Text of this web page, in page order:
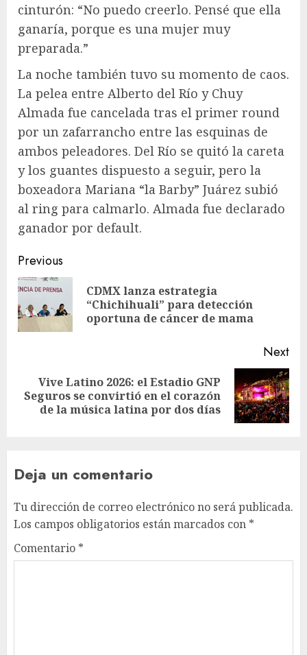
cinturón: “No puedo creerlo. Pensé que ella
ganaría, porque es una mujer muy
preparada.”
La noche también tuvo su momento de caos.
La pelea entre Alberto del Río y Chuy
Almada fue cancelada tras el primer round
por un zafarrancho entre las esquinas de
ambos peleadores. Del Río se quitó la careta
y los guantes dispuesto a seguir, pero la
boxeadora Mariana “la Barby” Juárez subió
al ring para calmarlo. Almada fue declarado
ganador por default.
Post
navigation
Previous
CDMX lanza estrategia
“Chichihuali” para detección
oportuna de cáncer de mama
Next
Next
post:
Vive Latino 2026: el Estadio GNP
Seguros se convirtió en el corazón
de la música latina por dos días
Deja un comentario
Tu dirección de correo electrónico no será publicada.
Los campos obligatorios están marcados con *
Comentario *